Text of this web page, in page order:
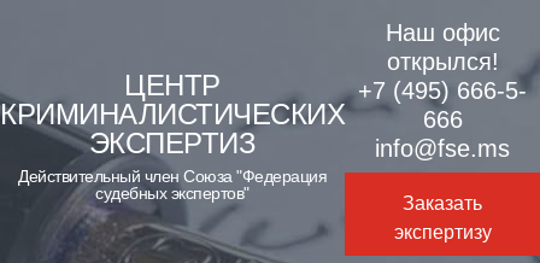
content
ЦЕНТР
КРИМИНАЛИСТИЧЕСКИХ
ЭКСПЕРТИЗ
Действительный член Союза "Федерация
судебных экспертов"
Наш офис
открылся!
+7 (495) 666-5-
666
info@fse.ms
Заказать
экспертизу